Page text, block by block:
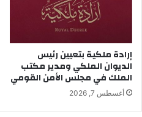
إرادة ملكية بتعيين رئيس
الديوان الملكي ومدير مكتب
الملك في مجلس الأمن القومي
أغسطس 7, 2026